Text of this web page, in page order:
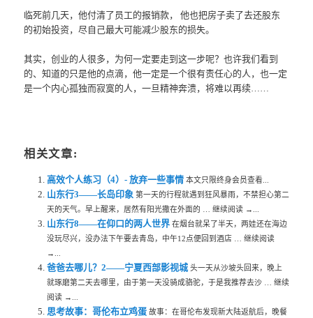
临死前几天，他付清了员工的报销款， 他也把房子卖了去还股东
的初始投资，尽自己最大可能减少股东的损失。
其实，创业的人很多，为何一定要走到这一步呢？也许我们看到
的、知道的只是他的点滴，他一定是一个很有责任心的人，也一定
是一个内心孤独而寂寞的人，一旦精神奔溃，将难以再续……
相关文章:
高效个人练习（4）- 放弃一些事情 本文只限终身会员查看...
山东行3——长岛印象 第一天的行程就遇到狂风暴雨，不禁担心第二
天的天气。早上醒来，居然有阳光撒在外面的 … 继续阅读 →...
山东行8——在仰口的两人世界 在烟台就呆了半天，两娃还在海边
没玩尽兴，没办法下午要去青岛，中午12点便回到酒店 … 继续阅读
→...
爸爸去哪儿？2——宁夏西部影视城 头一天从沙坡头回来，晚上
就琢磨第二天去哪里，由于第一天没骑成骆驼，于是我推荐去沙 … 继续
阅读 →...
思考故事：哥伦布立鸡蛋 故事：在哥伦布发现新大陆返航后，晚餐